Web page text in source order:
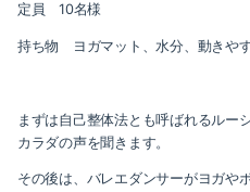
定員 10名様
持ち物 ヨガマット、水分、動きや
まずは自己整体法とも呼ばれるルー
カラダの声を聞きます。
その後は、バレエダンサーがヨガや